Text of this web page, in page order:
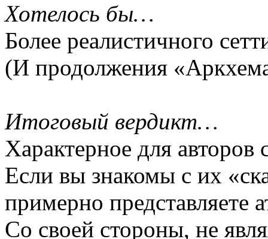
Хотелось бы…
Более реалистичного
(И продолжения
Итоговый вердикт…
Характерное для авторов
Если вы знакомы с их
примерно представляете
Со своей стороны, не